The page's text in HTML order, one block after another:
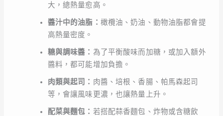
大，總熱量愈高。
醬汁中的油脂： 橄欖油、奶油、動物油脂都會提
高熱量密度。
糖與調味醬： 為了平衡酸味而加糖，或加入額外
醬料，都可能增加負擔。
肉類與起司： 肉醬、培根、香腸、帕馬森起司
等，會讓風味更濃，也讓熱量上升。
配菜與麵包： 若搭配蒜香麵包、炸物或含糖飲